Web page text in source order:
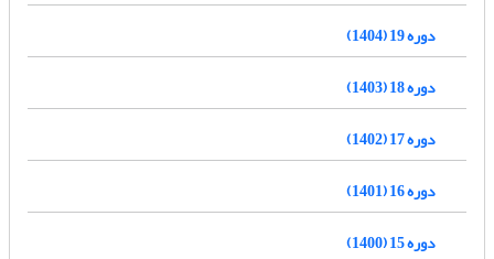
دوره 19 (1404)
دوره 18 (1403)
دوره 17 (1402)
دوره 16 (1401)
دوره 15 (1400)